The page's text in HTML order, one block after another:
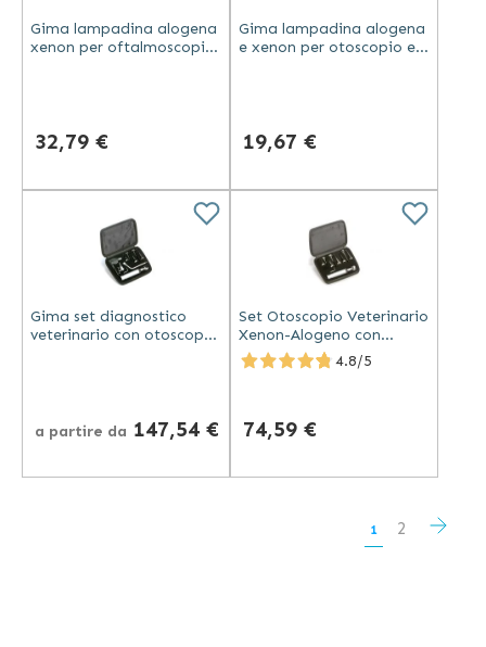
Gima lampadina alogena
xenon per oftalmoscopio
32,79 €
Gima lampadina alogena
e xenon per otoscopio e
19,67 €
Gima set diagnostico
veterinario con otoscopio
a partire da 147,54 €
Set Otoscopio Veterinario
Xenon-Alogeno con
Speculum Autoclavabili
4.8/5
74,59 €
Pagina
Attualmente
1 Pagina
2